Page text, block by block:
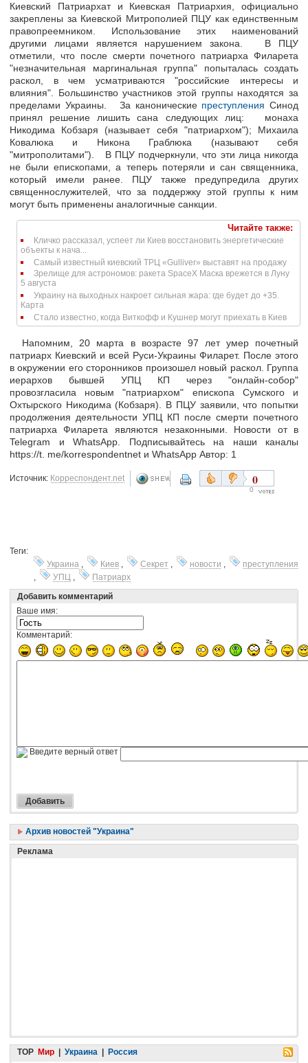
Киевский Патриархат и Киевская Патриархия, официально
закреплены за Киевской Митрополией ПЦУ как единственным
правопреемником. Использование этих наименований
другими лицами является нарушением закона. В ПЦУ
отметили, что после смерти почетного патриарха Филарета
"незначительная маргинальная группа" попыталась создать
раскол, в чем усматриваются "российские интересы и
влияния". Большинство участников этой группы находятся за
пределами Украины. За канонические преступления Синод
принял решение лишить сана следующих лиц: монаха
Никодима Кобзаря (называет себя "патриархом"); Михаила
Ковалюка и Никона Граблюка (называют себя
"митрополитами"). В ПЦУ подчеркнули, что эти лица никогда
не были епископами, а теперь потеряли и сан священника,
который имели ранее. ПЦУ также предупредила других
священнослужителей, что за поддержку этой группы к ним
могут быть применены аналогичные санкции.
Читайте также:
Кличко рассказал, успеет ли Киев восстановить энергетические
объекты к нача...
Самый известный киевский ТРЦ «Gulliver» выставят на продажу
Зрелище для астрономов: ракета SpaceX Маска врежется в Луну
5 августа
Украину на выходных накроет сильная жара: где будет до +35.
Карта
Стало известно, когда Виткофф и Кушнер могут приехать в Киев
Напомним, 20 марта в возрасте 97 лет умер почетный
патриарх Киевский и всей Руси-Украины Филарет. После этого
в окружении его сторонников произошел новый раскол. Группа
иерархов бывшей УПЦ КП через "онлайн-собор"
провозгласила новым "патриархом" епископа Сумского и
Охтырского Никодима (Кобзаря). В ПЦУ заявили, что попытки
продолжения деятельности УПЦ КП после смерти почетного
патриарха Филарета являются незаконными. Новости от в
Telegram и WhatsApp. Подписывайтесь на наши каналы
https://t. me/korrespondentnet и WhatsApp Автор: 1
Источник: Корреспондент.net 0
0
Теги:
Украина , Киев , Секрет , новости ,
преступления
,
УПЦ ,
Патриарх
Добавить комментарий
Ваше имя:
Комментарий:
Введите верный ответ
Архив новостей "Украина"
Реклама
TOP Мир | Украина | Россия